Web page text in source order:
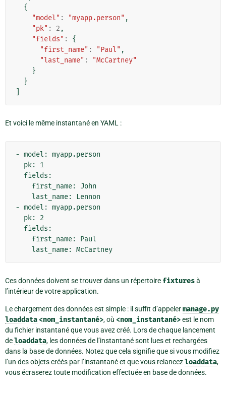
{
"model" : "myapp.person" ,
"pk" : 2 ,
"fields" :
{
"first_name" : "Paul" ,
"last_name" :
"McCartney"
}
}
Et voici le même instantané en YAML :
- model: myapp.person
- model: myapp.person
Ces données doivent se trouver dans un répertoire fixturesà
l’intérieur de votre application.
Le chargement des données est simple : il suffit d’appelermanage.py
loaddata <nom_instantané>, où <nom_instantané>est le nom
du fichier instantané que vous avez créé. Lors de chaque lancement
deloaddata, les données de l’instantané sont lues et rechargées
dans la base de données. Notez que cela signifie que si vous modifiez
l’un des objets créés par l’instantané et que vous relancezloaddata,
vous écraserez toute modification effectuée en base de données.